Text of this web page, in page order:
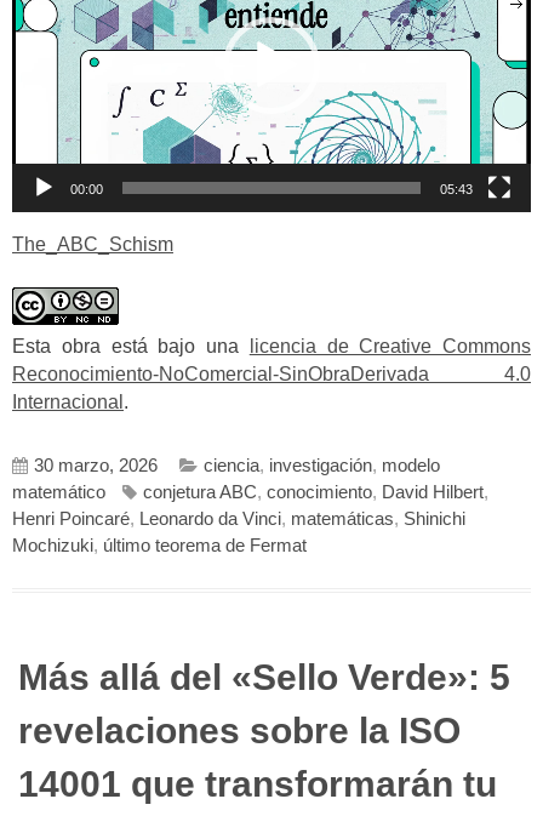
00:00 05:43
The_ABC_Schism
Esta obra está bajo una
licencia de Creative Commons
Reconocimiento-NoComercial-SinObraDerivada 4.0
Internacional .
30 marzo, 2026 ciencia, investigación, modelo
matemático
conjetura ABC, conocimiento, David Hilbert,
Henri Poincaré, Leonardo da Vinci, matemáticas, Shinichi
Mochizuki, último teorema de Fermat
Más allá del «Sello Verde»: 5
revelaciones sobre la ISO
14001 que transformarán tu